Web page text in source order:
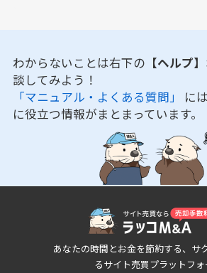
わからないことは右下の 【ヘルプ】
談してみよう！
「マニュアル・よくある質問」 に
に役立つ情報がまとまっています。
あなたの時間とお金を節約する、サ
るサイト売買プラットフォ